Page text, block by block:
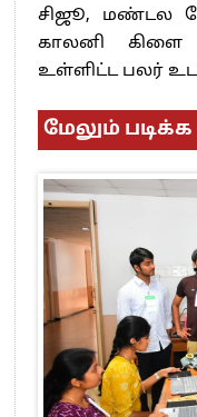
சிஜூ, மண்டல
காலனி
உள்ளிட்ட பலர்
மேலும் படிக்க